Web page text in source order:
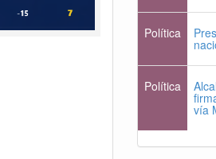
Política
Política
vía